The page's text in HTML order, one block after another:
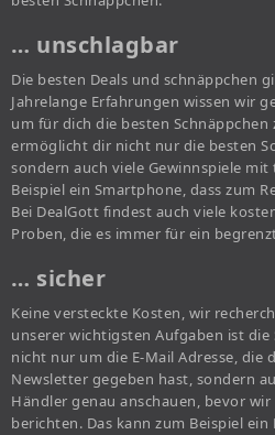
… unschlagbar
Die besten Deals und schnäppchen
Jahrelange Erfahrungen wissen wir
um für dich die besten Schnäppchen
ermöglicht dir nicht nur die besten
sondern auch viele Gewinnspiele mit
Beispiel ein Smartphone, dass zum
Bei DealGott findest auch viele
Proben, die es immer für ein
… sicher
Keine versteckte Kosten, wir
unserer wichtigsten Aufgaben ist
nicht nur um die E-Mail Adresse, die
Newsletter gegeben hast, sondern
Händler genau anschauen, bevor
berichten. Das kann zum Beispiel